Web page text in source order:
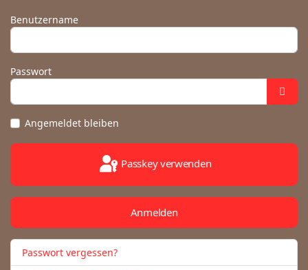
Benutzername
Passwort
Angemeldet bleiben
Passkey verwenden
Anmelden
Passwort vergessen?